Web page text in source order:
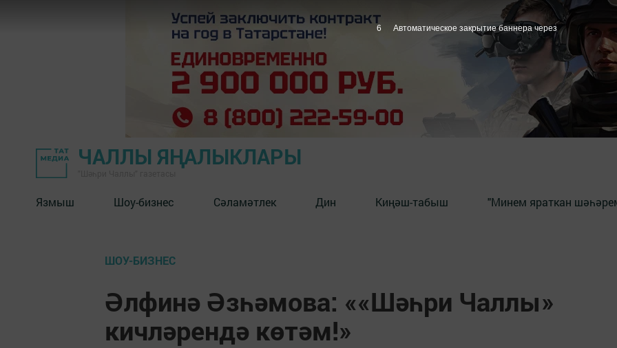
ЧАЛЛЫ ЯҢАЛЫКЛАРЫ
Язмыш Шоу-бизнес Сәламәтлек Дин Киңәш-табыш "Минем яраткан
ШОУ-БИЗНЕС
Әлфинә Әзһәмова: ««Шәһри Чаллы»
кичләрендә көтәм!»
4 Автоматическое закрытие баннера через